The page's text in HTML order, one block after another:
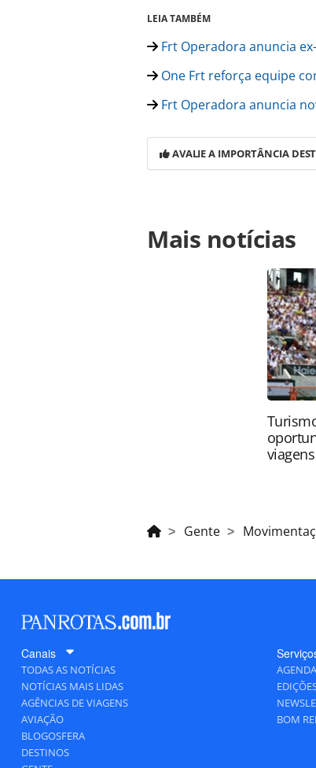
LEIA TAMBÉM
Frt Operadora anuncia
One Frt reforça equipe
Frt Operadora anuncia
AVALIE A IMPORTÂNCIA
https://
diretoria-de-produtos-
oferecidas na página. Todo
pela legislação brasileira
autorização da PANROTAS
Mais notícias
viagens
Gente
Canais
TODAS AS NOTÍCIAS
NOTÍCIAS MAIS LIDAS
AGÊNCIAS DE VIAGENS
AVIAÇÃO
BLOGOSFERA
DESTINOS
AGENDA
BOM